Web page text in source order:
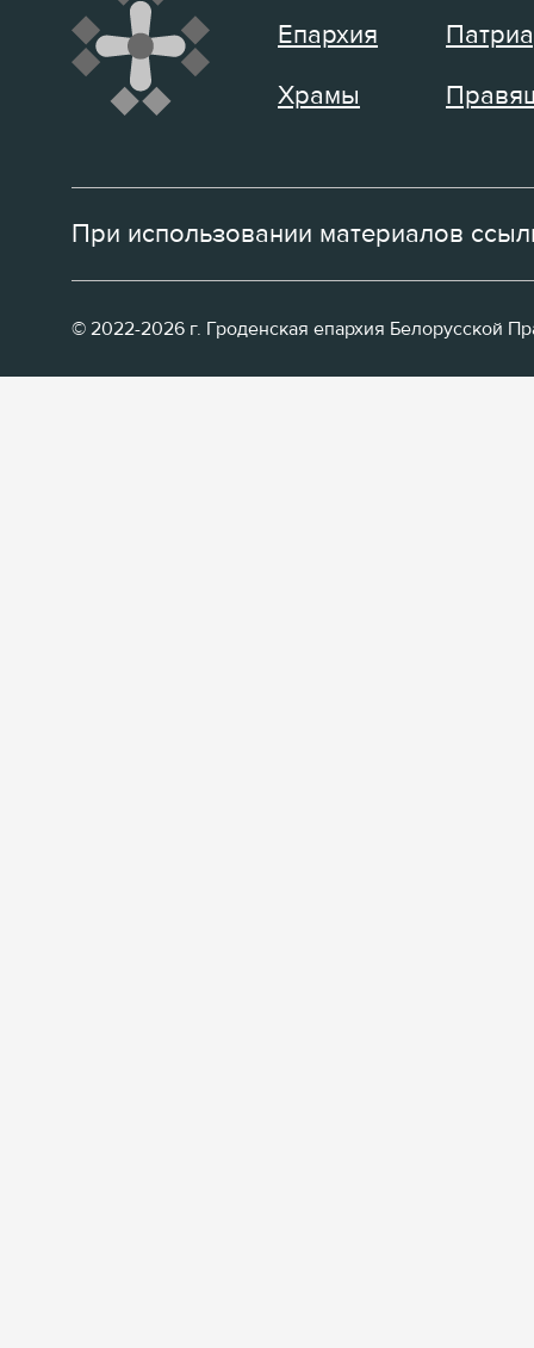
Епархия
Храмы
При использовании материалов
© 2022-2026 г. Гроденская епархия Белорусской